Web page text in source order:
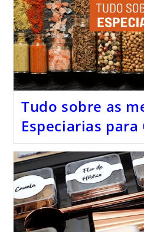
Tudo sobre as
Especiarias para